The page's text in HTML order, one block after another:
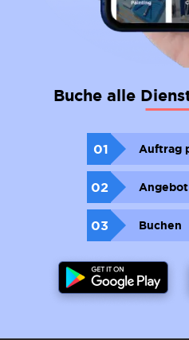
Buche alle
01 Auftrag
02
03 Buchen